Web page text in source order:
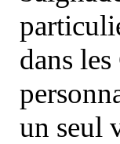
dans
un seul